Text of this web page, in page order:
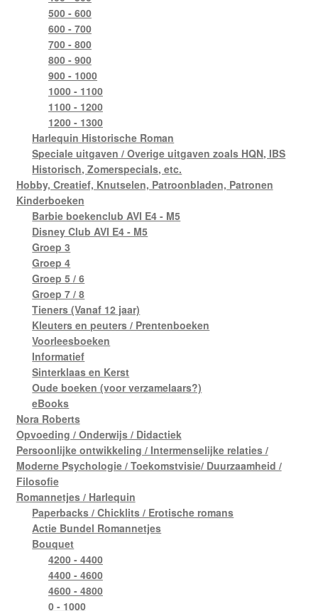
500 - 600
600 - 700
700 - 800
800 - 900
900 - 1000
1000 - 1100
1100 - 1200
1200 - 1300
Harlequin Historische Roman
Speciale uitgaven / Overige uitgaven zoals HQN, IBS
Historisch, Zomerspecials, etc.
Hobby, Creatief, Knutselen, Patroonbladen, Patronen
Kinderboeken
Barbie boekenclub AVI E4 - M5
Disney Club AVI E4 - M5
Groep 3
Groep 4
Groep 5 / 6
Groep 7 / 8
Tieners (Vanaf 12 jaar)
Kleuters en peuters / Prentenboeken
Voorleesboeken
Informatief
Sinterklaas en Kerst
Oude boeken (voor verzamelaars?)
eBooks
Nora Roberts
Opvoeding / Onderwijs / Didactiek
Persoonlijke ontwikkeling / Intermenselijke relaties /
Moderne Psychologie / Toekomstvisie/ Duurzaamheid /
Filosofie
Romannetjes / Harlequin
Paperbacks / Chicklits / Erotische romans
Actie Bundel Romannetjes
Bouquet
4200 - 4400
4400 - 4600
4600 - 4800
0 - 1000